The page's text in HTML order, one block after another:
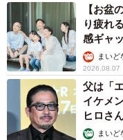
【お盆
り疲れ
感ギャ
まいど
2026.08.07
父は「
イケメ
ヒロさ
まいど